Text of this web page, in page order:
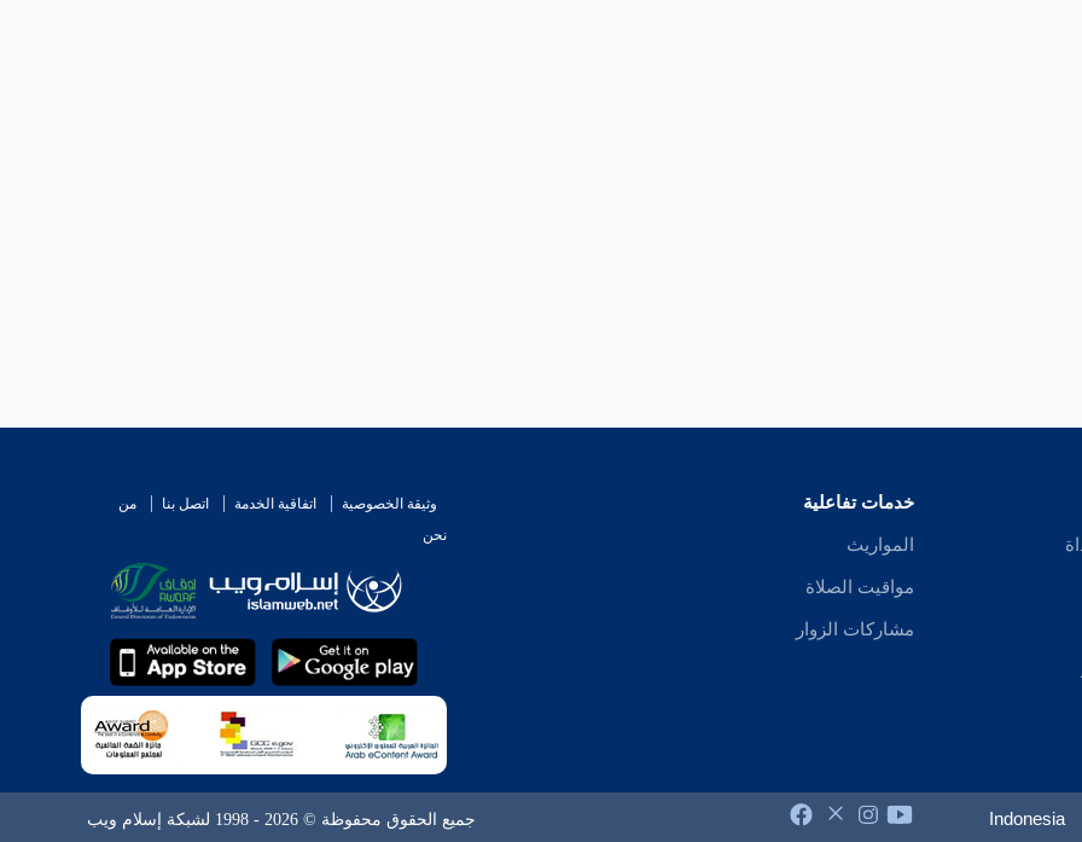
خدمات تفاعلية
المواريث
مواقيت الصلاة
مشاركات الزوار
وثيقة الخصوصية اتفاقية الخدمة اتصل بنا
من
نحن
Indonesia جميع الحقوق محفوظة © 2026 - 1998 لشبكة إسلام ويب